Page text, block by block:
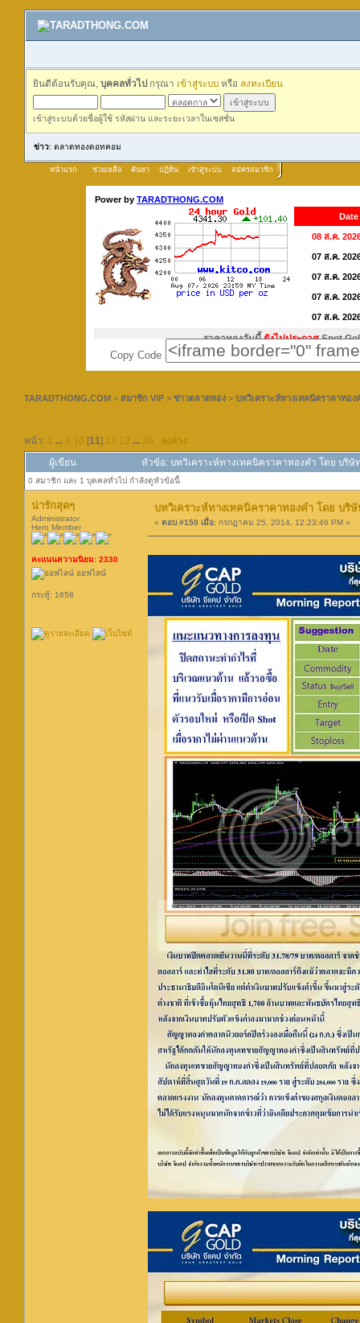
ยินดีต้อนรับคุณ, บุคคลทั่วไป กรุณา เข้าสู่ระบบ หรือ ลงทะเบียน
เข้าสู่ระบบด้วยชื่อผู้ใช้ รหัสผ่าน และระยะเวลาในเซสชั่น
ข่าว: ตลาดทองดอทคอม
หน้าแรก ช่วยเหลือ ค้นหา ปฏิทิน เข้าสู่ระบบ สมัครสมาชิก
Copy Code
TARADTHONG.COM > สมาชิก VIP > ข่าวตลาดทอง > บทวิเคราะห์ทางเทคนิคราคาทอ
หน้า: 1 ... 9 10 [11] 12 13 ... 26 ลงล่าง
ผู้เขียน หัวข้อ: บทวิเคราะห์ทางเทคนิคราคาทองคำ โดย บริ
0 สมาชิก และ 1 บุคคลทั่วไป กำลังดูหัวข้อนี้
น่ารักสุดๆ
Administrator
Hero Member
คะแนนความนิยม: 2330
ออฟไลน์
กระทู้: 1658
บทวิเคราะห์ทางเทคนิคราคาทองคำ โดย บริษั
« ตอบ #150 เมื่อ: กรกฎาคม 25, 2014, 12:23:46 PM »